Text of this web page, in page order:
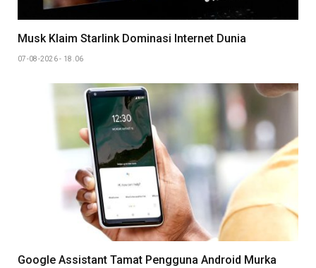
Musk Klaim Starlink Dominasi Internet Dunia
07-08-2026 - 18.06
Google Assistant Tamat Pengguna Android Murka